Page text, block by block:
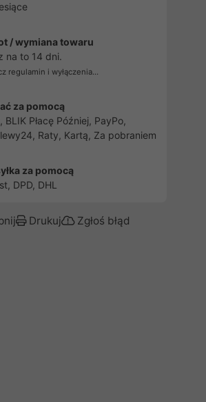
/ wymiana towaru
na to 14 dni.
regulamin i wyłączenia...
za pomocą
BLIK Płacę Później, PayPo,
Raty, Kartą, Za pobraniem
za pomocą
DPD, DHL
Drukuj Zgłoś błąd